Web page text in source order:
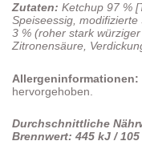
Zutaten: Ketchup 97 %
Speiseessig,
3 % (roher stark
Zitronensäure,
Allergeninformationen:
hervorgehoben.
Durchschnittliche
Brennwert: 445 kJ /